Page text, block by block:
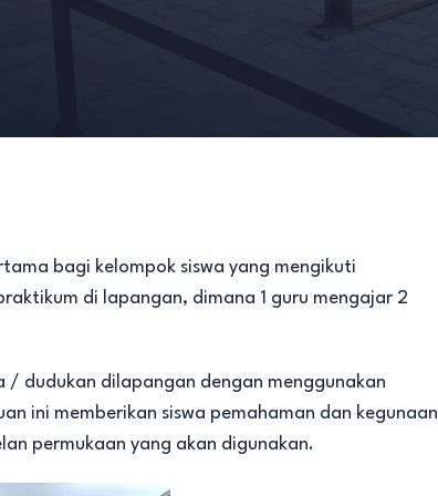
bagi kelompok siswa yang mengikuti
di lapangan, dimana 1 guru mengajar 2
/ dudukan dilapangan dengan menggunakan
ini memberikan siswa pemahaman dan kegunaan
permukaan yang akan digunakan.